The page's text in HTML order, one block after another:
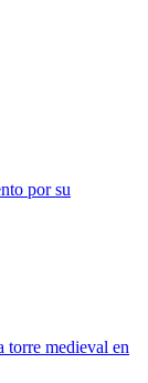
por su
torre medieval en